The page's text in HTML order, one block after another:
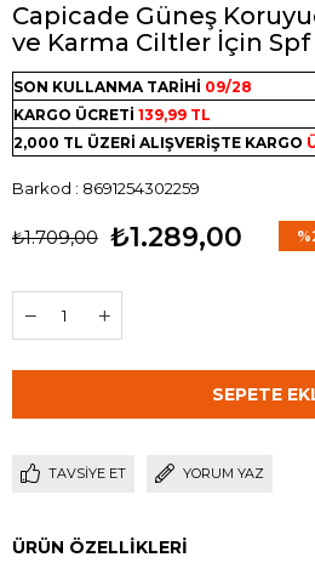
Capicade Güneş
ve Karma Ciltler İçin Spf
SON KULLANMA TARİHİ 09/28
KARGO ÜCRETİ139,99 TL
2,000 TL ÜZERİ ALIŞVERİŞTE KARGO
Barkod : 8691254302259
₺1.709,00 ₺1.289,00 %
TAVSIYE ET YORUM YAZ
ÜRÜN ÖZELLIKLERI